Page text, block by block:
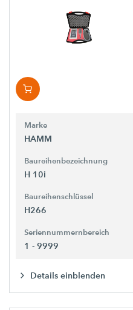
Marke
HAMM
Baureihenbezeichnung
H 10i
Baureihenschlüssel
H266
Seriennummernbereich
1 - 9999
Details einblenden